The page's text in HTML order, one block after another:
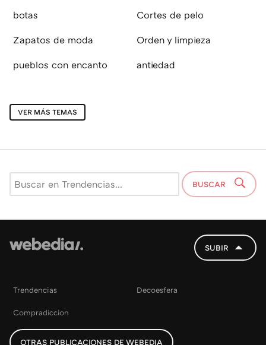
botas Cortes de pelo
Zapatos de moda Orden y limpieza
pueblos con encanto antiedad
VER MÁS TEMAS
BUSCAR
SUBIR
Trendencias Decoesfera
Compradiccion
OTRAS PUBLICACIONES DE WEBEDIA